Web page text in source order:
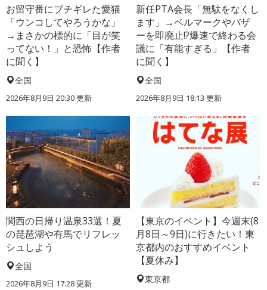
お留守番にブチギレた愛猫
「ウンコしてやろうかな」
→まさかの標的に「目が笑
ってない！」と恐怖【作者
に聞く】
全国
2026年8月9日 20:30更新
新任PTA会長「無駄をなくし
ます」→ベルマークやバザ
ーを即廃止!?爆速で終わる会
議に「有能すぎる」【作者
に聞く】
全国
2026年8月9日 18:13 更新
関西の日帰り温泉33選！夏
の琵琶湖や有馬でリフレッ
シュしよう
全国
2026年8月9日 17:28更新
【東京のイベント】今週末(8
月8日～9日)に行きたい！東
京都内のおすすめイベント
【夏休み】
東京都